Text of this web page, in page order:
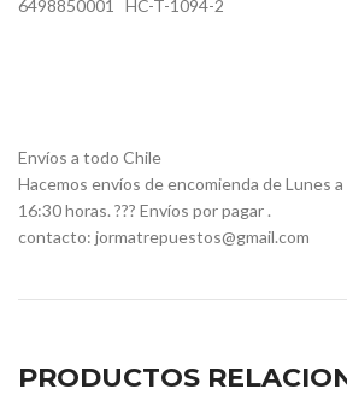
6498850001 HC-T-1094-2
Envíos a todo Chile
Hacemos envíos de encomienda de Lunes
16:30 horas. ??? Envíos por pagar .
contacto: jormatrepuestos@gmail.com
PRODUCTOS